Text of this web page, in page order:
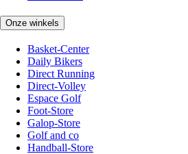
Onze winkels
Basket-Center
Daily Bikers
Direct Running
Direct-Volley
Espace Golf
Foot-Store
Galop-Store
Golf and co
Handball-Store